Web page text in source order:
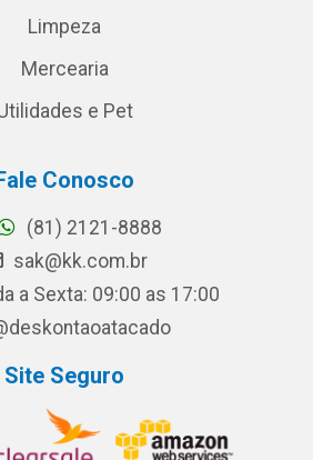
Limpeza
Mercearia
e Pet
Conosco
(81) 2121-8888
sak@kk.com.br
a Sexta: 09:00 as 17:00
Site Seguro